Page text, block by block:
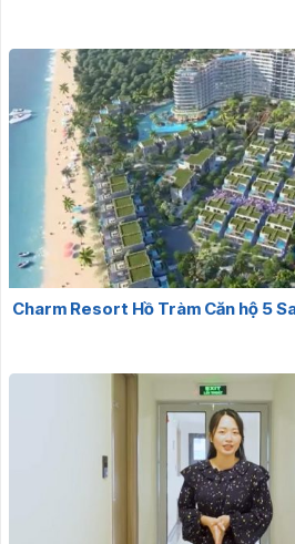
Charm Resort Hồ Tràm Căn hộ 5